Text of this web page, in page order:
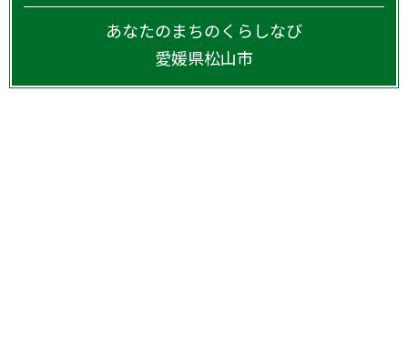
あなたのまちのくらしなび
愛媛県松山市